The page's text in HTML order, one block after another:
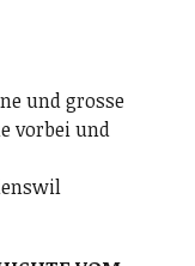
und grosse
vorbei und